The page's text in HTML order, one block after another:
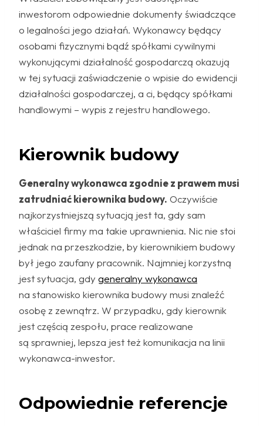
inwestorom odpowiednie dokumenty świadczące
o legalności jego działań. Wykonawcy będący
osobami fizycznymi bądź spółkami cywilnymi
wykonującymi działalność gospodarczą okazują
w tej sytuacji zaświadczenie o wpisie do ewidencji
działalności gospodarczej, a ci, będący spółkami
handlowymi – wypis z rejestru handlowego.
Kierownik budowy
Generalny wykonawca zgodnie z prawem musi
zatrudniać kierownika budowy. Oczywiście
najkorzystniejszą sytuacją jest ta, gdy sam
właściciel firmy ma takie uprawnienia. Nic nie stoi
jednak na przeszkodzie, by kierownikiem budowy
był jego zaufany pracownik. Najmniej korzystną
jest sytuacja, gdy generalny wykonawca
na stanowisko kierownika budowy musi znaleźć
osobę z zewnątrz. W przypadku, gdy kierownik
jest częścią zespołu, prace realizowane
są sprawniej, lepsza jest też komunikacja na linii
wykonawca-inwestor.
Odpowiednie referencje